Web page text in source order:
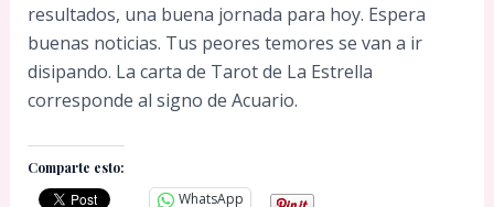
resultados, una buena jornada para hoy. Espera
buenas noticias. Tus peores temores se van a ir
disipando. La carta de Tarot de La Estrella
corresponde al signo de Acuario.
Comparte esto:
WhatsApp